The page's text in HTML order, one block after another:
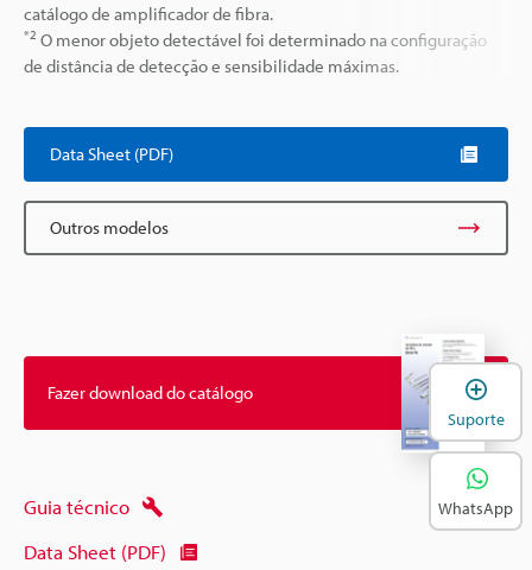
catálogo de amplificador de fibra.
*2 O menor objeto detectável foi determinado na configuração
de distância de detecção e sensibilidade máximas.
Data Sheet (PDF)
Outros modelos
Fazer download do catálogo
Guia técnico
Data Sheet (PDF)
Suporte
WhatsApp